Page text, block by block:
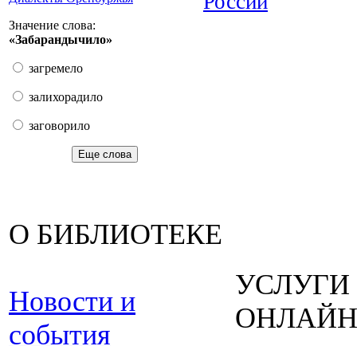
Значение слова:
«Забарандычило»
загремело
залихорадило
заговорило
Еще слова
О БИБЛИОТЕКЕ
Новости и
события
УСЛУГИ
ОНЛАЙН